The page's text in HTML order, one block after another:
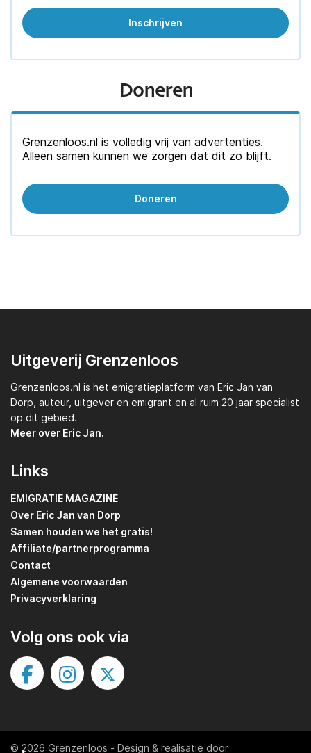
Doneren
Grenzenloos.nl is volledig vrij van advertenties.
Alleen samen kunnen we zorgen dat dit zo blijft.
Doneren
Uitgeverij Grenzenloos
Grenzenloos.nl is het emigratieplatform van Eric Jan van
Dorp, auteur, uitgever en emigrant en al ruim 20 jaar specialist
op dit gebied.
Meer over Eric Jan.
Links
EMIGRATIE MAGAZINE
Over Eric Jan van Dorp
Samen houden we het gratis!
Affiliate/partnerprogramma
Contact
Algemene voorwaarden
Privacyverklaring
Volg ons ook via
© 2026 Grenzenloos - Design & realisatie door